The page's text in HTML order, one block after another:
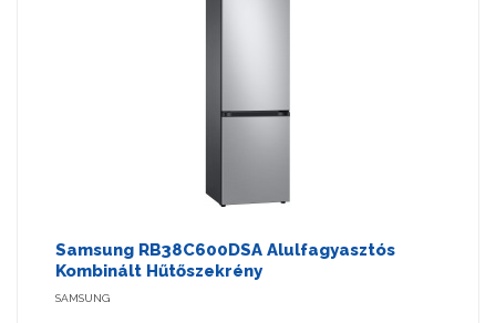
Samsung RB38C600DSA Alulfagyasztós
Kombinált Hűtőszekrény
SAMSUNG